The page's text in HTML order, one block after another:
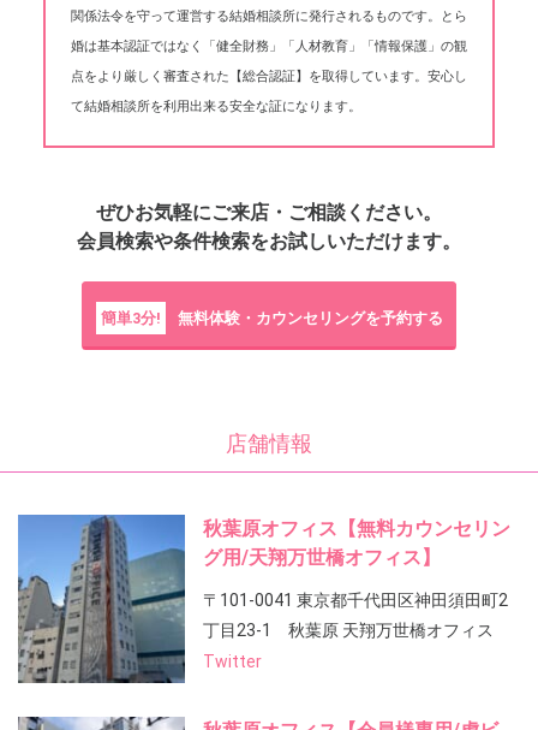
関係法令を守って運営する結婚相談所に発行されるものです。とら
婚は基本認証ではなく「健全財務」「人材教育」「情報保護」の観
点をより厳しく審査された【総合認証】を取得しています。安心し
て結婚相談所を利用出来る安全な証になります。
ぜひお気軽にご来店・ご相談ください。
会員検索や条件検索をお試しいただけます。
簡単3分! 無料体験・カウンセリングを予約する
店舗情報
秋葉原オフィス【無料カウンセリン
グ用/天翔万世橋オフィス】
〒101-0041 東京都千代田区神田須田町2
丁目23-1 秋葉原 天翔万世橋オフィス
Twitter